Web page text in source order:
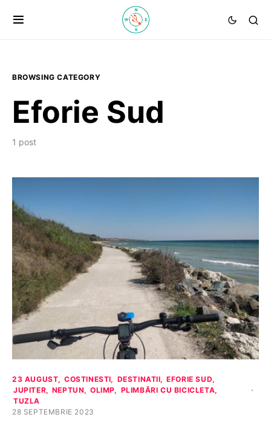
BROWSING CATEGORY
Eforie Sud
1 post
23 AUGUST COSTINESTI DESTINATII
EFORIE SUD
JUPITER
NEPTUN OLIMP
PLIMBĂRI CU BICICLETA
TUZLA
28 SEPTEMBRIE 2023